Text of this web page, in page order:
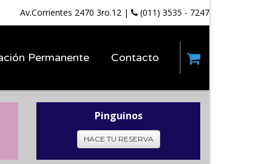
Av.Corrientes 2470 3ro.12 | (011) 3535 - 7247
Permanente Contacto
Pinguinos
HACE TU RESERVA